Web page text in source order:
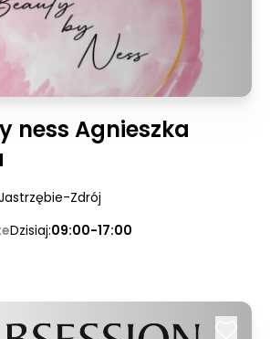
ness Agnieszka
Zdrój
Dzisiaj:09:00-17:00